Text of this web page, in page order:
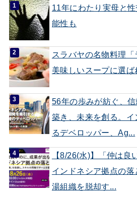
11年にわたり実母と
能性も
スラバヤの名物料理
美味しいスープに選ば
56年の歩みが紡ぐ、
築き、未来を創る。
るデベロッパー、Ag...
【8/26(水)】「仲は良
インドネシア拠点の落
湯組織を脱却す...